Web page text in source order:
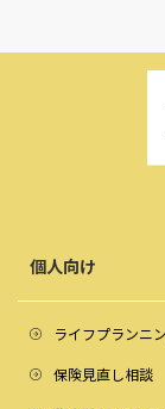
個人向け
ライフプランニ
保険見直し相談